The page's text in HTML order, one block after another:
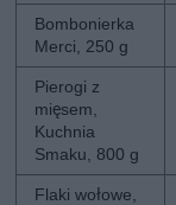
Bombonierka
Merci, 250 g
Pierogi z
mięsem,
Kuchnia
Smaku, 800 g
Flaki wołowe,